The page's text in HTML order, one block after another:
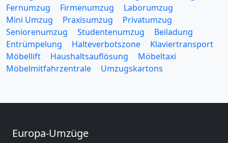
Fernumzug
Firmenumzug
Laborumzug
Mini Umzug
Praxisumzug
Privatumzug
Seniorenumzug
Studentenumzug
Beiladung
Entrümpelung
Halteverbotszone
Klaviertransport
Möbellift
Haushaltsauflösung
Möbeltaxi
Möbelmitfahrzentrale
Umzugskartons
Europa-Umzüge